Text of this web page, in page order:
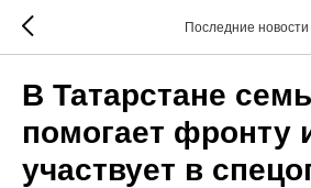
Последние новости
В Татарстане
помогает фронту
участвует в